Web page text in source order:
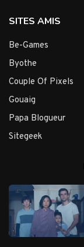
SITES AMIS
Be-Games
Byothe
Couple Of Pixels
Gouaig
Papa Blogueur
Sitegeek